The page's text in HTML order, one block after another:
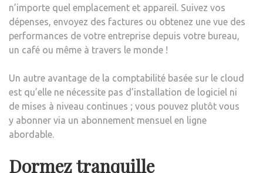
n’importe quel emplacement et appareil. Suivez vos
dépenses, envoyez des factures ou obtenez une vue des
performances de votre entreprise depuis votre bureau,
un café ou même à travers le monde !
Un autre avantage de la comptabilité basée sur le cloud
est qu’elle ne nécessite pas d’installation de logiciel ni
de mises à niveau continues ; vous pouvez plutôt vous
y abonner via un abonnement mensuel en ligne
abordable.
Dormez tranquille